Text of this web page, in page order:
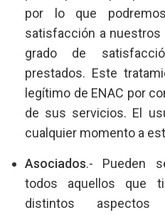
por lo que
satisfacción a
grado de
prestados. Este
legítimo de ENAC por
de sus servicios. El
cualquier momento a
Asociados.- Pueden
todos aquellos que
distintos